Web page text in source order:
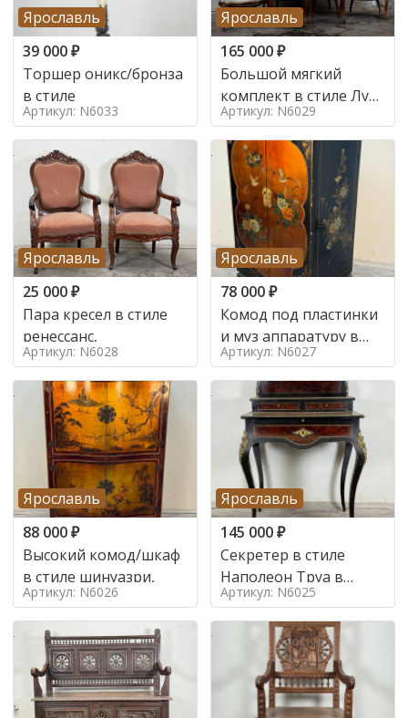
Ярославль
39 000₽
Торшер оникс/бронза
в стиле
Артикул: N6033
Ярославль
165 000₽
Большой мягкий
комплект в стиле Луи
в стиле
Артикул: N6029
Ярославль
25 000₽
Пара кресел в стиле
ренессанс,
Артикул: N6028
Ярославль
78 000₽
Комод под пластинки
и муз аппаратуру в
стиле шинуазри,
Артикул: N6027
Ярославль
88 000₽
Высокий комод/шкаф
в стиле шинуазри,
Артикул: N6026
Ярославль
145 000₽
Секретер в стиле
Наполеон Труа в
стиле 19 век
Артикул: N6025